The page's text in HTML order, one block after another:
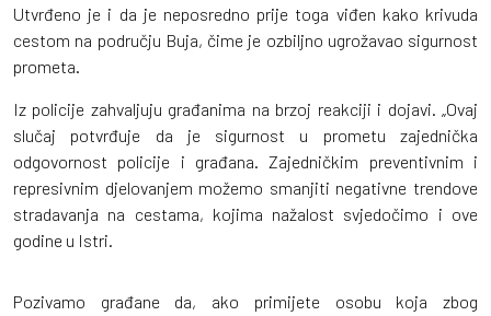
Utvrđeno je i da je neposredno prije toga viđen kako krivuda
cestom na području Buja, čime je ozbiljno ugrožavao sigurnost
prometa.
Iz policije zahvaljuju građanima na brzoj reakciji i dojavi. „Ovaj
slučaj potvrđuje da je sigurnost u prometu zajednička
odgovornost policije i građana. Zajedničkim preventivnim i
represivnim djelovanjem možemo smanjiti negativne trendove
stradavanja na cestama, kojima nažalost svjedočimo i ove
godine u Istri.
Pozivamo građane da, ako primijete osobu koja zbog